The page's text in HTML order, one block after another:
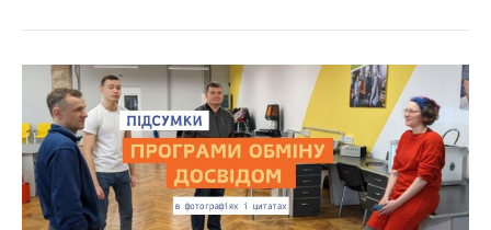
MakerSpace
OsnovaHub
Kharkiv